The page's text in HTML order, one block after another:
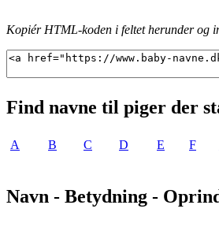
Kopiér HTML-koden i feltet herunder og
Find navne til piger der
A B C D E F
Navn - Betydning -